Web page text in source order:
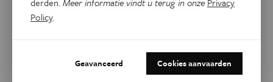
Gerelateerde artikels
Policy.
Geavanceerd Cookies aanvaarden